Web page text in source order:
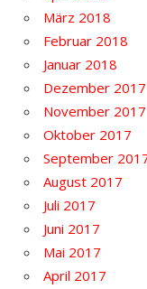
März 2018
Februar 2018
Januar 2018
Dezember 2017
November 2017
Oktober 2017
September
August 2017
Juli 2017
Juni 2017
Mai 2017
April 2017